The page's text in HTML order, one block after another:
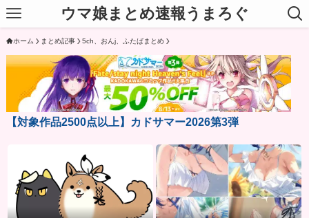
ウマ娘まとめ速報うまろぐ
ホーム まとめ記事 5ch、おんj、ふたばまとめ
【対象作品2500点以上】カドサマー2026第3弾